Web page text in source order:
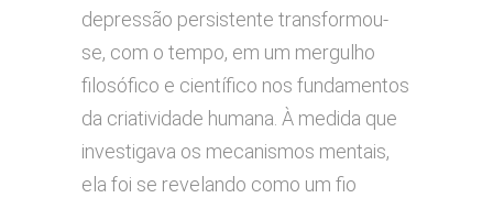
depressão persistente transformou-
se, com o tempo, em um mergulho
filosófico e científico nos fundamentos
da criatividade humana. À medida que
investigava os mecanismos mentais,
ela foi se revelando como um fio